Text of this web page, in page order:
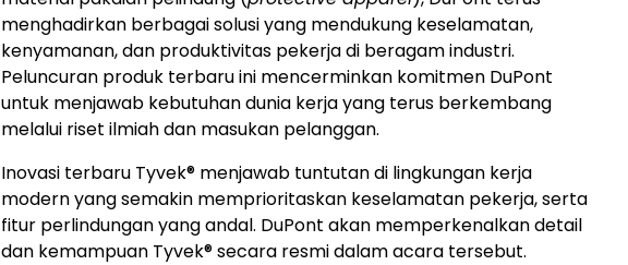
menghadirkan berbagai solusi yang mendukung keselamatan,
kenyamanan, dan produktivitas pekerja di beragam industri.
Peluncuran produk terbaru ini mencerminkan komitmen DuPont
untuk menjawab kebutuhan dunia kerja yang terus berkembang
melalui riset ilmiah dan masukan pelanggan.
Inovasi terbaru Tyvek® menjawab tuntutan di lingkungan kerja
modern yang semakin memprioritaskan keselamatan pekerja, serta
fitur perlindungan yang andal. DuPont akan memperkenalkan detail
dan kemampuan Tyvek® secara resmi dalam acara tersebut.